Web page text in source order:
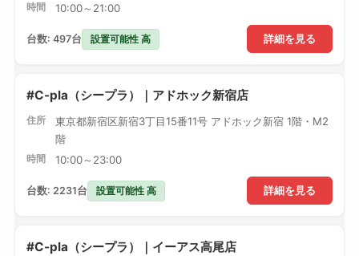
時間 10:00～21:00
詳細を見る
台数: 497台 設置可能性 高
#C-pla（シープラ）｜アドホック新宿店
住所
東京都新宿区新宿3丁目15番11号 アドホック新宿 1階・M2
階
時間 10:00～23:00
詳細を見る
台数: 2231台 設置可能性 高
#C-pla（シープラ）｜イーアス高尾店